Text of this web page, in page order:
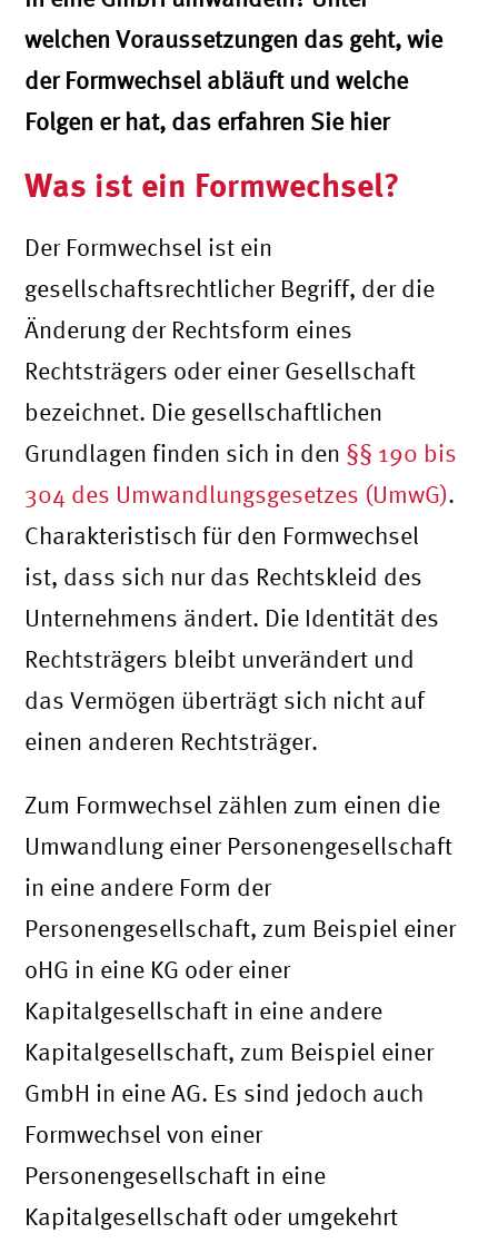
welchen Voraussetzungen das geht, wie
der Formwechsel abläuft und welche
Folgen er hat, das erfahren Sie hier
Was ist ein Formwechsel?
Der Formwechsel ist ein
gesellschaftsrechtlicher Begriff, der die
Änderung der Rechtsform eines
Rechtsträgers oder einer Gesellschaft
bezeichnet. Die gesellschaftlichen
Grundlagen finden sich in den §§ 190 bis
304 des Umwandlungsgesetzes (UmwG).
Charakteristisch für den Formwechsel
ist, dass sich nur das Rechtskleid des
Unternehmens ändert. Die Identität des
Rechtsträgers bleibt unverändert und
das Vermögen überträgt sich nicht auf
einen anderen Rechtsträger.
Zum Formwechsel zählen zum einen die
Umwandlung einer Personengesellschaft
in eine andere Form der
Personengesellschaft, zum Beispiel einer
oHG in eine KG oder einer
Kapitalgesellschaft in eine andere
Kapitalgesellschaft, zum Beispiel einer
GmbH in eine AG. Es sind jedoch auch
Formwechsel von einer
Personengesellschaft in eine
Kapitalgesellschaft oder umgekehrt